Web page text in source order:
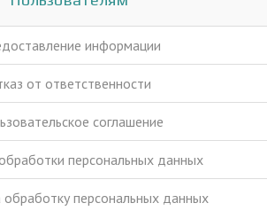
информации
от ответственности
соглашение
персональных данных
обработку персональных данных